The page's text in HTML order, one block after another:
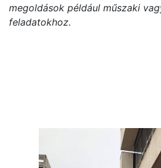
megoldások például műszaki
feladatokhoz.